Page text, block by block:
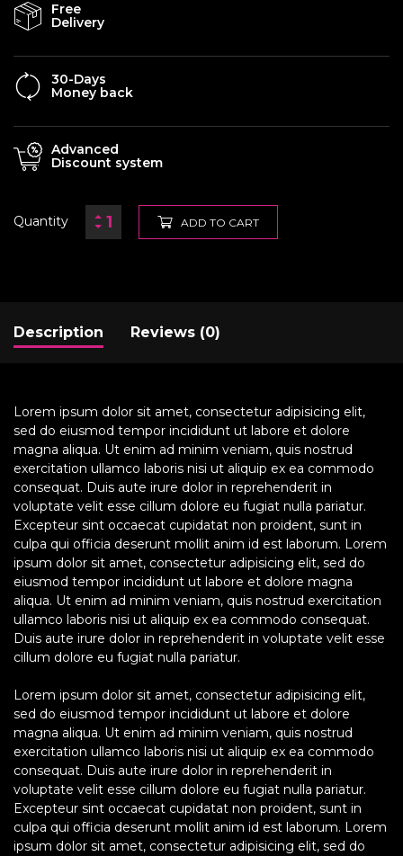
Free
Delivery
30-Days
Money back
Advanced
Discount system
Quantity ADD TO CART
Description Reviews (0)
Lorem ipsum dolor sit amet, consectetur adipisicing elit,
sed do eiusmod tempor incididunt ut labore et dolore
magna aliqua. Ut enim ad minim veniam, quis nostrud
exercitation ullamco laboris nisi ut aliquip ex ea commodo
consequat. Duis aute irure dolor in reprehenderit in
voluptate velit esse cillum dolore eu fugiat nulla pariatur.
Excepteur sint occaecat cupidatat non proident, sunt in
culpa qui officia deserunt mollit anim id est laborum. Lorem
ipsum dolor sit amet, consectetur adipisicing elit, sed do
eiusmod tempor incididunt ut labore et dolore magna
aliqua. Ut enim ad minim veniam, quis nostrud exercitation
ullamco laboris nisi ut aliquip ex ea commodo consequat.
Duis aute irure dolor in reprehenderit in voluptate velit esse
cillum dolore eu fugiat nulla pariatur.
Lorem ipsum dolor sit amet, consectetur adipisicing elit,
sed do eiusmod tempor incididunt ut labore et dolore
magna aliqua. Ut enim ad minim veniam, quis nostrud
exercitation ullamco laboris nisi ut aliquip ex ea commodo
consequat. Duis aute irure dolor in reprehenderit in
voluptate velit esse cillum dolore eu fugiat nulla pariatur.
Excepteur sint occaecat cupidatat non proident, sunt in
culpa qui officia deserunt mollit anim id est laborum. Lorem
ipsum dolor sit amet, consectetur adipisicing elit, sed do